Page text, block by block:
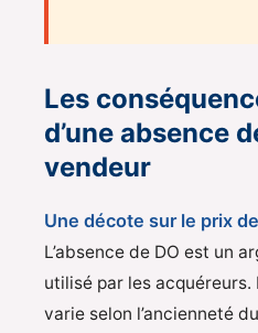
Les
d’une absence
vendeur
Une décote sur le prix
L’absence de DO est un
utilisé par les
varie selon l’ancienneté